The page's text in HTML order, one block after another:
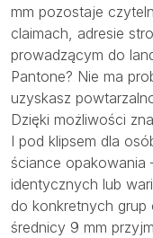
mm pozostaje
claimach, adresie
prowadzącym do
Pantone? Nie ma
uzyskasz
Dzięki możliwości
I pod klipsem dla
ściance opakowania
identycznych lub
do konkretnych
średnicy 9 mm